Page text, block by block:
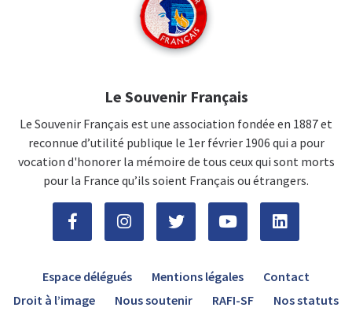
Le Souvenir Français
Le Souvenir Français est une association fondée en 1887 et
reconnue d’utilité publique le 1er février 1906 qui a pour
vocation d'honorer la mémoire de tous ceux qui sont morts
pour la France qu’ils soient Français ou étrangers.
Espace délégués Mentions légales
Contact
Droit à l’image
Nous soutenir RAFI-SF Nos statuts